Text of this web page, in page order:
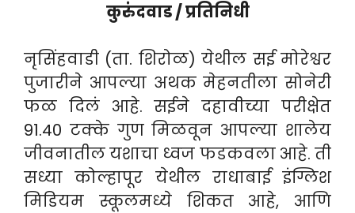
कुरुंदवाड / प्रतिनिधी
नृसिंहवाडी (ता. शिरोळ) येथील सई मोरेश्वर
पुजारीने आपल्या अथक मेहनतीला सोनेरी
फळ दिलं आहे. सईने दहावीच्या परीक्षेत
91.40 टक्के गुण मिळवून आपल्या शालेय
जीवनातील यशाचा ध्वज फडकवला आहे. ती
सध्या कोल्हापूर येथील राधाबाई इंग्लिश
मिडियम स्कूलमध्ये शिकत आहे, आणि